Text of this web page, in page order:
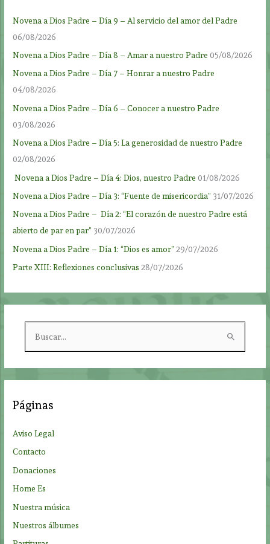
Novena a Dios Padre – Día 9 – Al servicio del amor del Padre
06/08/2026
Novena a Dios Padre – Día 8 – Amar a nuestro Padre 05/08/2026
Novena a Dios Padre – Día 7 – Honrar a nuestro Padre
04/08/2026
Novena a Dios Padre – Día 6 – Conocer a nuestro Padre
03/08/2026
Novena a Dios Padre – Día 5: La generosidad de nuestro Padre
02/08/2026
Novena a Dios Padre – Día 4: Dios, nuestro Padre 01/08/2026
Novena a Dios Padre – Día 3: “Fuente de misericordia” 31/07/2026
Novena a Dios Padre – Día 2: “El corazón de nuestro Padre está
abierto de par en par” 30/07/2026
Novena a Dios Padre – Día 1: “Dios es amor” 29/07/2026
Parte XIII: Reflexiones conclusivas 28/07/2026
c
r
:
Páginas
Aviso Legal
Contacto
Donaciones
Home Es
Nuestra música
Nuestros álbumes